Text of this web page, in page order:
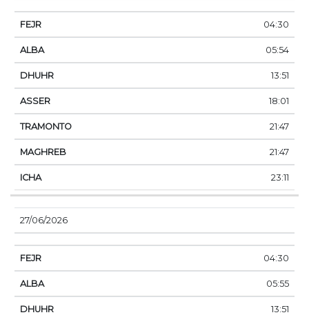
04:30
05:54
13:51
18:01
21:47
21:47
23:11
27/06/2026
04:30
05:55
13:51